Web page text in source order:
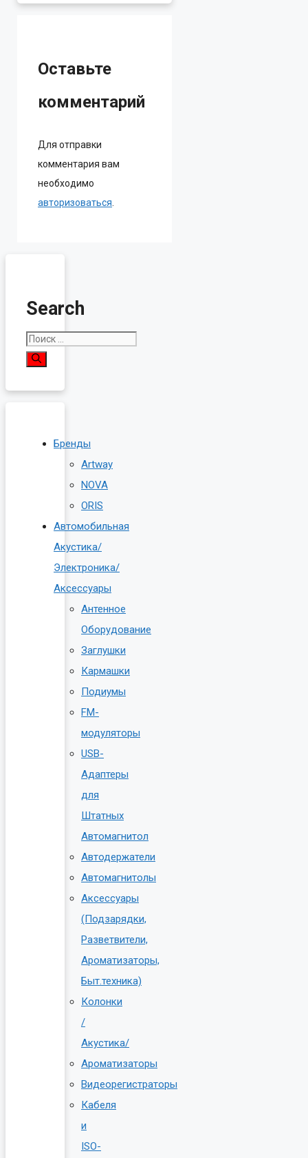
Оставьте
комментарий
Для отправки
комментария вам
необходимо
авторизоваться
Search
Поиск:
Бренды
Artway
NOVA
ORIS
Автомобильная
Акустика/
Электроника/
Аксессуары
Антенное
Оборудование
Заглушки
Кармашки
Подиумы
FM-
модуляторы
USB-
Адаптеры
для
Штатных
Автомагнитол
Автодержатели
Автомагнитолы
Аксессуары
(Подзарядки,
Разветвители,
Ароматизаторы,
Быт.техника)
Колонки
/
Акустика/
Ароматизаторы
Видеорегистраторы
Кабеля
и
ISO-